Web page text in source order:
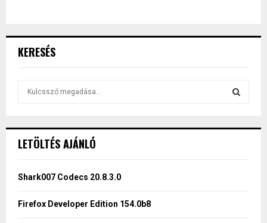
KERESÉS
h
o
:
LETÖLTÉS AJÁNLÓ
Shark007 Codecs 20.8.3.0
Firefox Developer Edition 154.0b8